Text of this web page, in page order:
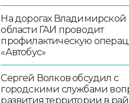
На дорогах Владимирской
области ГАИ проводит
профилактическую
«Автобус»
Сергей Волков обсудил с
городскими службами
развития территории в